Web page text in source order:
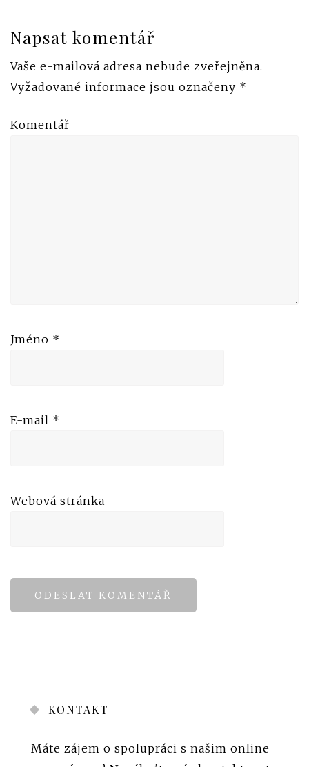
Napsat komentář
Vaše e-mailová adresa nebude zveřejněna.
Vyžadované informace jsou označeny *
Komentář
Jméno *
E-mail *
Webová stránka
KONTAKT
Máte zájem o spolupráci s našim online